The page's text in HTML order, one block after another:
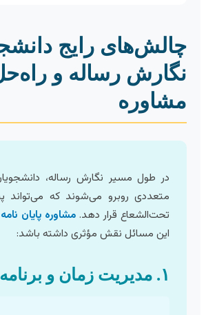
رایج
رساله و
در طول مسیر نگارش رساله، دانشجویان
متعددی روبرو می‌شوند که می‌تواند
تحت‌الشعاع قرار دهد.مشاوره پایان نامه
این مسائل نقش مؤثری داشته باشد: